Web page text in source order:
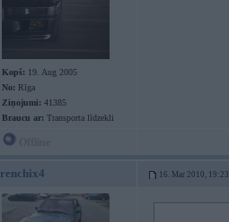
Kopš: 19. Aug 2005
No: Rīga
Ziņojumi: 41385
Braucu ar: Transporta līdzekli
renchix4 16. Mar 2010, 19:23